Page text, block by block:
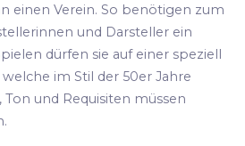
einen Verein. So benötigen zum
und Darsteller ein
dürfen sie auf einer speziell
im Stil der 50er Jahre
und Requisiten müssen